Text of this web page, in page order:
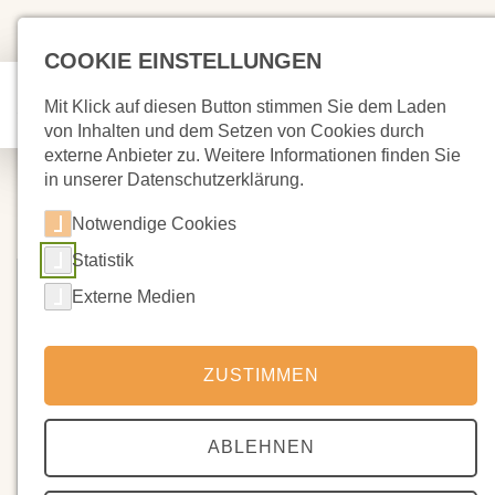
COOKIE EINSTELLUNGEN
Mit Klick auf diesen Button stimmen Sie dem Laden
von Inhalten und dem Setzen von Cookies durch
externe Anbieter zu. Weitere Informationen finden Sie
in unserer Datenschutzerklärung.
Notwendige Cookies
Statistik
Externe Medien
ZUSTIMMEN
ABLEHNEN